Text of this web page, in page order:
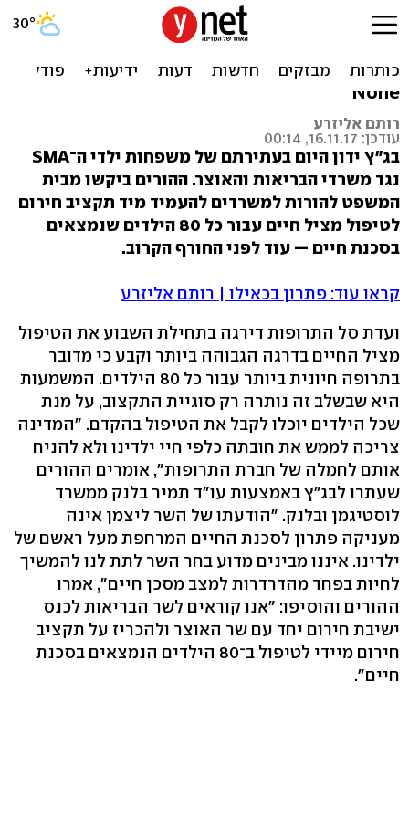
ילדי ה־SMA מגיעים היום
None
רותם אליזרע
עודכן: 16.11.17, 00:14
בג"ץ ידון היום בעתירתם של משפחות ילדי ה־SMA
נגד משרדי הבריאות והאוצר. ההורים ביקשו מבית
המשפט להורות למשרדים להעמיד מיד תקציב חירום
לטיפול מציל חיים עבור כל 80 הילדים שנמצאים
בסכנת חיים — עוד לפני החורף הקרוב.
קראו עוד: פתרון בכאילו | רותם אליזרע
ועדת סל התרופות דירגה בתחילת השבוע את הטיפול
מציל החיים בדרגה הגבוהה ביותר וקבע כי מדובר
בתרופה חיונית ביותר עבור כל 80 הילדים. המשמעות
היא שבשלב זה נותרה רק סוגיית התקצוב, על מנת
שכל הילדים יוכלו לקבל את הטיפול בהקדם. "המדינה
צריכה לממש את חובתה כלפי חיי ילדינו ולא להניח
אותם לחמלה של חברת התרופות", אומרים ההורים
שעתרו לבג"ץ באמצעות עו"ד תמיר בלנק ממשרד
לוסטיגמן ובלנק. "הודעתו של השר ליצמן אינה
מעניקה פתרון לסכנת החיים המרחפת מעל ראשם של
ילדינו. איננו מבינים מדוע בחר השר לתת לנו להמשיך
לחיות בפחד מהדרדרות למצב מסכן חיים", אמרו
ההורים והוסיפו: "אנו קוראים לשר הבריאות לכנס
ישיבת חירום יחד עם שר האוצר ולהכריז על תקציב
חירום מיידי לטיפול ב־80 הילדים הנמצאים בסכנת
חיים".